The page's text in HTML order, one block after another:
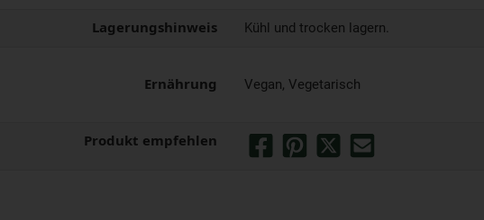
Lagerungshinweis Kühl und trocken lagern.
Ernährung Vegan, Vegetarisch
Produkt empfehlen